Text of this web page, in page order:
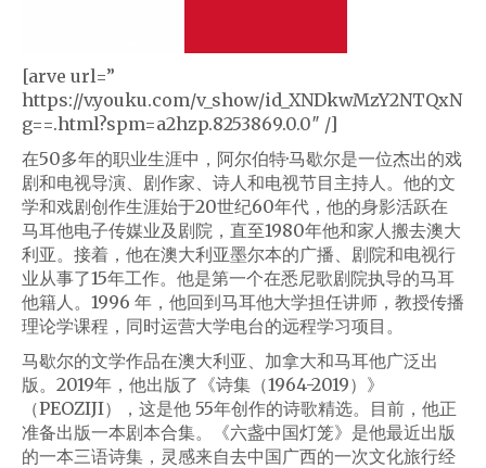
[arve url=”
https://v.youku.com/v_show/id_XNDkwMzY2NTQxN
g==.html?spm=a2hzp.8253869.0.0″ /]
在50多年的职业生涯中，阿尔伯特·马歇尔是一位杰出的戏
剧和电视导演、剧作家、诗人和电视节目主持人。他的文
学和戏剧创作生涯始于20世纪60年代，他的身影活跃在
马耳他电子传媒业及剧院，直至1980年他和家人搬去澳大
利亚。接着，他在澳大利亚墨尔本的广播、剧院和电视行
业从事了15年工作。他是第一个在悉尼歌剧院执导的马耳
他籍人。1996 年，他回到马耳他大学担任讲师，教授传播
理论学课程，同时运营大学电台的远程学习项目。
马歇尔的文学作品在澳大利亚、加拿大和马耳他广泛出
版。2019年，他出版了《诗集（1964-2019）》
（PEOZIJI），这是他 55年创作的诗歌精选。目前，他正
准备出版一本剧本合集。《六盏中国灯笼》是他最近出版
的一本三语诗集，灵感来自去中国广西的一次文化旅行经